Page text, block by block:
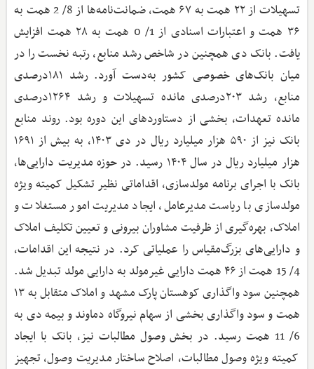
تسهیلات از ۲۲ همت به ۶۷ همت، ضمانت‌نامه‌ها از 8/ 2 همت به
۳۶ همت و اعتبارات اسنادی از 1/ 0 همت به ۲۸ همت افزایش
یافت. بانک دی همچنین در شاخص رشد منابع، رتبه نخست را در
میان بانک‌های خصوصی کشور به‌دست آورد. رشد ۱۸۱درصدی
منابع، رشد ۲۰۳درصدی مانده تسهیلات و رشد ۱۲۶۴درصدی
مانده تعهدات، بخشی از دستاوردهای این دوره بود. روند منابع
بانک نیز از ۵۹۰ هزار میلیارد ریال در دی ۱۴۰۳، به بیش از ۱۶۹۱
هزار میلیارد ریال در سال ۱۴۰۴ رسید. در حوزه مدیریت دارایی‌ها،
بانک با اجرای برنامه مولدسازی، اقداماتی نظیر تشکیل کمیته ویژه
مولدسازی با ریاست مدیرعامل، ایجاد مدیریت امور مستغلات و
املاک، بهره‌گیری از ظرفیت مشاوران بیرونی و تعیین تکلیف املاک
و دارایی‌های بزرگ‌مقیاس را عملیاتی کرد. در نتیجه این اقدامات،
4/ 15 همت از ۴۶ همت دارایی غیرمولد به دارایی مولد تبدیل شد.
همچنین سود واگذاری کوهستان پارک مشهد و املاک متقابل به ۱۳
همت و سود واگذاری بخشی از سهام نیروگاه دماوند و بیمه دی به
6/ 11 همت رسید. در بخش وصول مطالبات نیز، بانک با ایجاد
کمیته ویژه وصول مطالبات، اصلاح ساختار مدیریت وصول، تجهیز